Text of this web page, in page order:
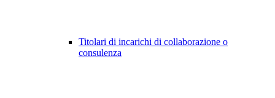
Titolari di incarichi di collaborazione o
consulenza